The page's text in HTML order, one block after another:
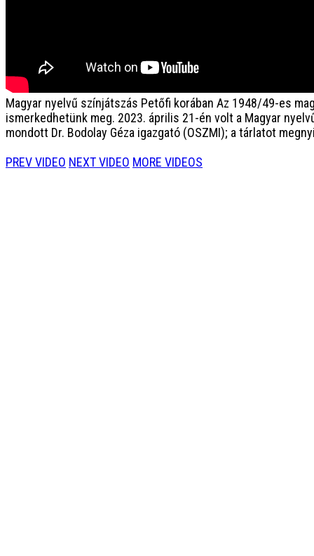
Magyar nyelvű színjátszás Petőfi korában Az 1948/49-es
ismerkedhetünk meg. 2023. április 21-én volt a Magyar
mondott Dr. Bodolay Géza igazgató (OSZMI); a tárlatot
PREV VIDEO NEXT VIDEO MORE VIDEOS